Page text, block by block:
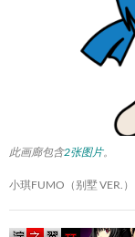
此画廊包含2张图片。
小琪FUMO（别墅 VER.）